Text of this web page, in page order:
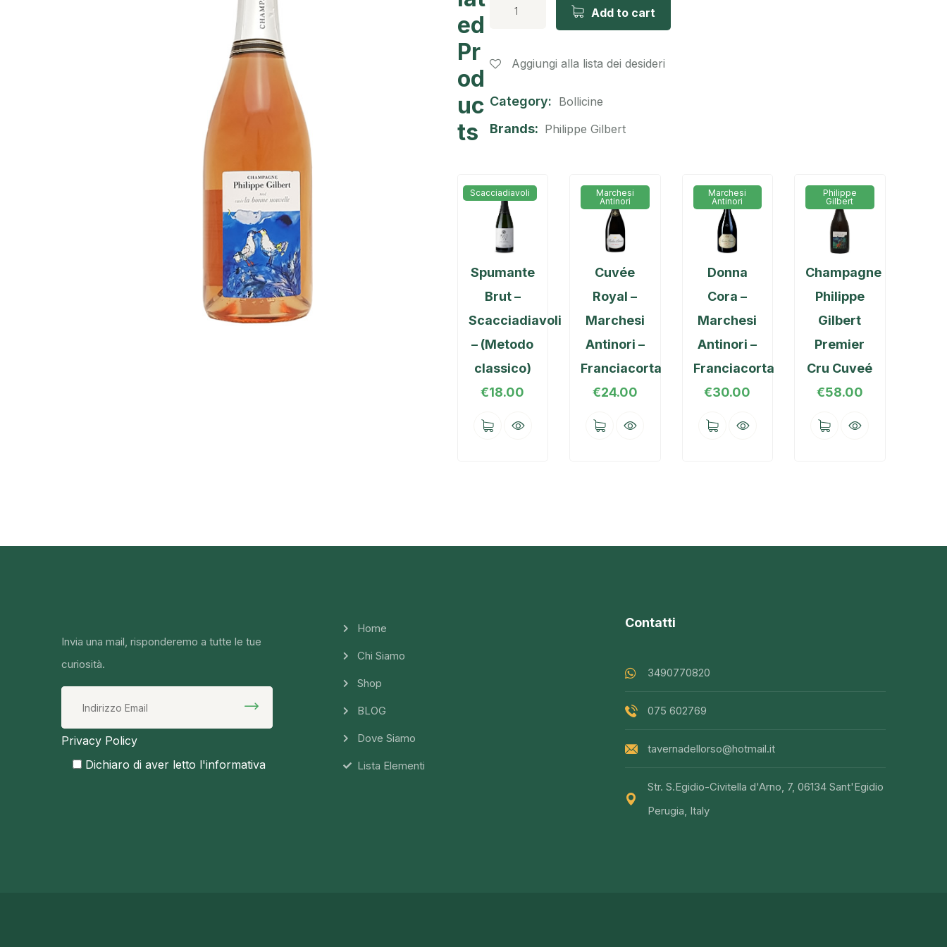
Add to cart
Aggiungi alla lista dei desideri
Category: Bollicine
Brands: Philippe Gilbert
ed
Pr
od
uc
ts
Scacciadiavoli
Spumante
Brut –
Scacciadiavoli
– (Metodo
classico)
€18.00
Marchesi
Antinori
Cuvée
Royal –
Marchesi
Antinori –
Franciacorta
€24.00
Marchesi
Antinori
Donna
Cora –
Marchesi
Antinori –
Franciacorta
€30.00
Philippe
Gilbert
Champagne
Philippe
Gilbert
Premier
Cru Cuveé
€58.00
Invia una mail, risponderemo a tutte le tue
curiosità.
Privacy Policy
Dichiaro di aver letto l'informativa
Home
Chi Siamo
Shop
BLOG
Dove Siamo
Lista Elementi
Contatti
3490770820
075 602769
tavernadellorso@hotmail.it
Str. S.Egidio-Civitella d'Arno, 7, 06134 Sant'Egidio
Perugia, Italy